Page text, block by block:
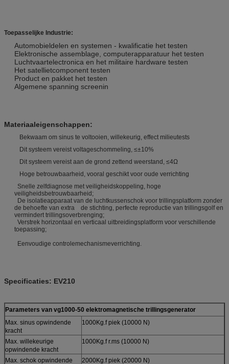
Toepasselijke Industrie:
Automobieldelen en systemen - kwalificatie het testen
Elektronische assemblage, computerapparatuur het testen
Luchtvaartelectronica en het militaire hardware testen
Het satellietcomponent testen
Product en pakket het testen
Algemene spanning screenin
Materiaaleigenschappen:
Bekwaam om sinus te voltooien, willekeurig, effect milieutests
Dit systeem vereist voltageschommeling, ≤±10%
Dit systeem vereist aan de grond zettend weerstand, ≤4Ω
Hoge betrouwbaarheid, vooral geschikt voor oude verrichting
Snelle zelfdiagnose met veiligheidskoppeling, hoge
veiligheidsbetrouwbaarheid;
De isolatieapparaat van de luchtkussenschok voor trillingsplatform zonder
de behoefte van extra de stichting, perfecte reproductie van trillingsgolf en
vermindert trillingsoverbrenging;
Verstrek horizontaal en verticaal uitbreidingsplatform voor verschillende
toepassing;
Eenvoudige controlemechanismeverrichting.
Specificaties: EV210
Parameters van vg1000-50 elektromagnetische trillingsgenerator
Max. sinus opwindende
kracht
1000Kg.f piek (10000 N)
Max. willekeurige
opwindende kracht
1000Kg.f r.ms (10000 N)
Max. schok opwindende
2000Kg.f piek (20000 N)